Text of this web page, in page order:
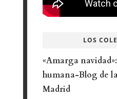
LOS
«Amarga
humana-Blog de
Madrid